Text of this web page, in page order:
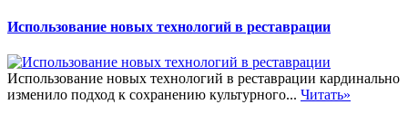
Использование новых технологий в реставрации
Использование новых технологий в реставрации кардинально
изменило подход к сохранению культурного... Читать»